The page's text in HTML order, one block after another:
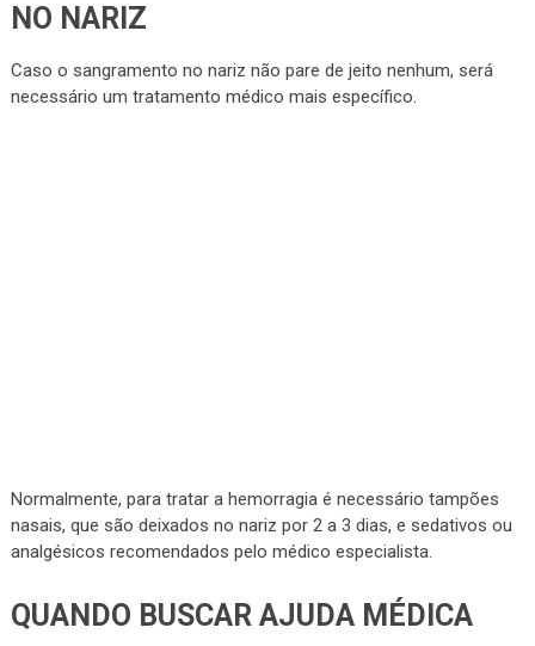
NO NARIZ
Caso o sangramento no nariz não pare de jeito nenhum, será
necessário um tratamento médico mais específico.
Normalmente, para tratar a hemorragia é necessário tampões
nasais, que são deixados no nariz por 2 a 3 dias, e sedativos ou
analgésicos recomendados pelo médico especialista.
QUANDO BUSCAR AJUDA MÉDICA